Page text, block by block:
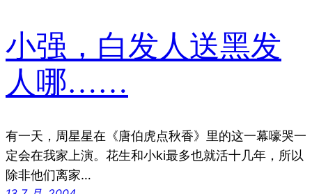
小强，白发人送黑发
人哪……
有一天，周星星在《唐伯虎点秋香》里的这一幕嚎哭一
定会在我家上演。花生和小ki最多也就活十几年，所以
除非他们离家…